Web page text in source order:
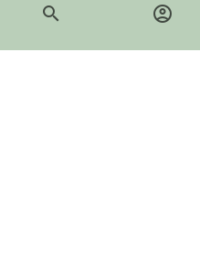
search account_circle